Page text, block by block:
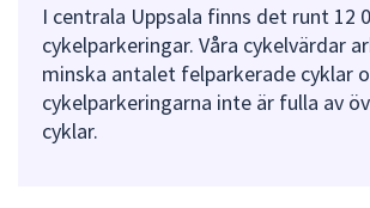
I centrala Uppsala finns det runt 12
cykelparkeringar. Våra cykelvärdar
minska antalet felparkerade cyklar
cykelparkeringarna inte är fulla av
cyklar.